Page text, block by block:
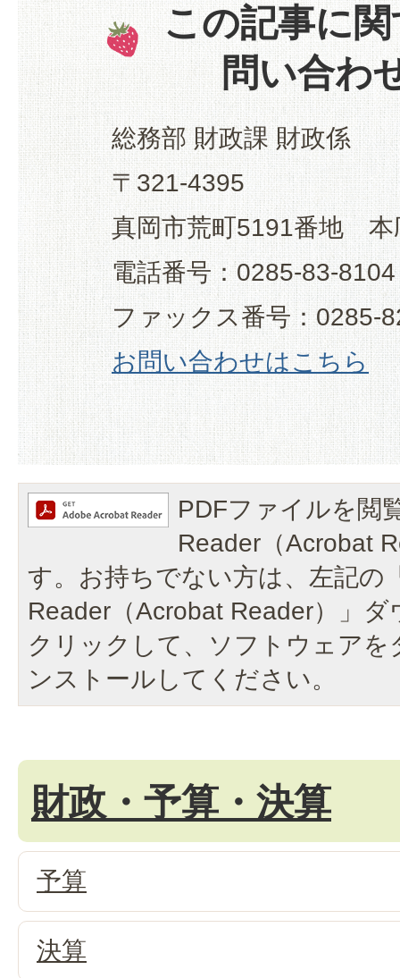
この記事に
問い合わ
総務部 財政課 財政係
〒321-4395
真岡市荒町5191番地 本
電話番号：0285-83-8104
ファックス番号：0285-
お問い合わせはこちら
PDFファイルを閲
Reader（Acrobat
す。お持ちでない方は、左記の
Reader（Acrobat Reader）」
クリックして、ソフトウェア
ンストールしてください。
財政・予算・決算
予算
決算